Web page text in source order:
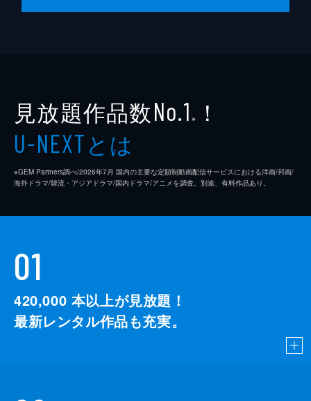
見放題作品数No.1 ※ ！
U-NEXTとは
※GEM Partners調べ/2026年7⽉ 国内の主要な定額制動画配信サービスにおける洋画/邦画/
海外ドラマ/韓流・アジアドラマ/国内ドラマ/アニメを調査。別途、有料作品あり。
01
420,000 本以上が見放題！
最新レンタル作品も充実。